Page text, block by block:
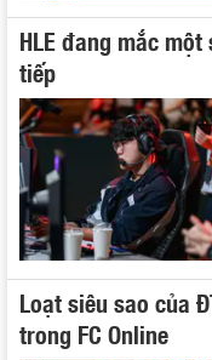
HLE đang mắc
tiếp
Loạt siêu sao của
trong FC Online